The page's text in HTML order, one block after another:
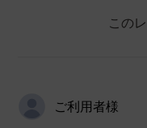
この
ご利用者様